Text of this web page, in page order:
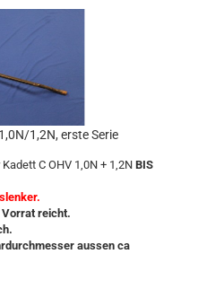
1,2N, erste Serie
C OHV 1,0N + 1,2N BIS
reicht.
aussen ca